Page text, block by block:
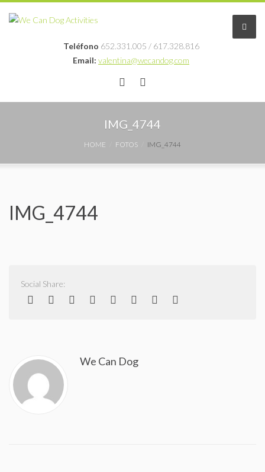
Teléfono 652.331.005 / 617.328.816
Email: valentina@wecandog.com
IMG_4744
HOME FOTOS IMG_4744
IMG_4744
Social Share:
We Can Dog